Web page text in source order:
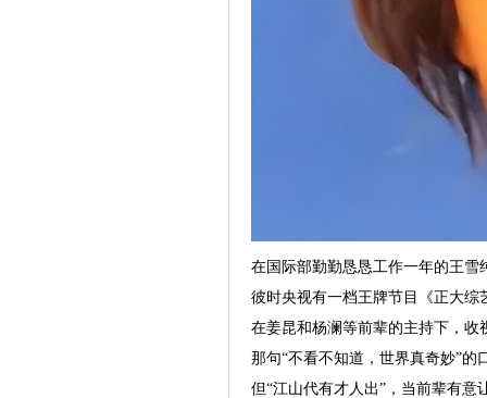
在国际部勤勤恳恳工作一年的王雪
彼时央视有一档王牌节目《正大综
在姜昆和杨澜等前辈的主持下，收
那句“不看不知道，世界真奇妙”的
但“江山代有才人出”，当前辈有意